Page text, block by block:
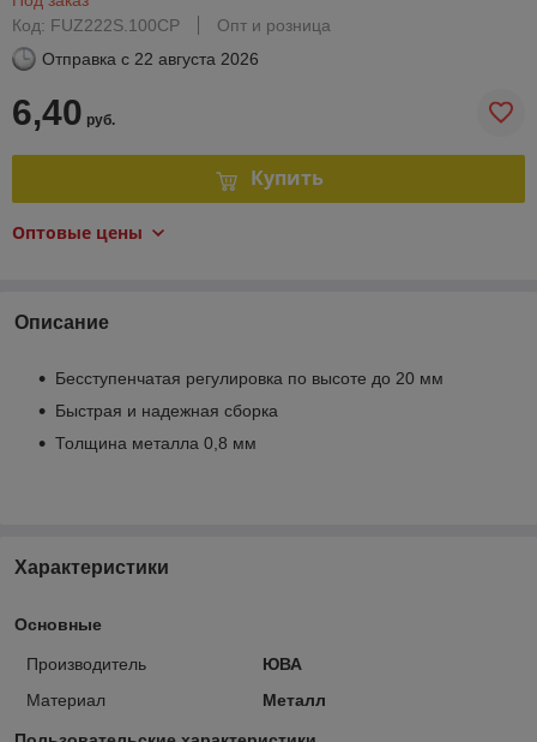
Код: FUZ222S.100CP
Опт и розница
Отправка с 22 августа 2026
6,40 руб.
Купить
Оптовые цены
Описание
Бесступенчатая регулировка по высоте до 20 мм
Быстрая и надежная сборка
Толщина металла 0,8 мм
Характеристики
Основные
Производитель
ЮВА
Материал
Металл